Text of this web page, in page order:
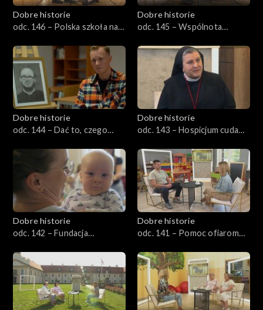
Dobre historie
odc. 146 – Polska szkoła na
Dobre historie
odc. 145 – Wspólnota
Dobre historie
odc. 144 – Dać to, czego
Dobre historie
odc. 143 – Hospicjum cudami
Dobre historie
odc. 142 – Fundacja
Dobre historie
odc. 141 – Pomoc ofiarom